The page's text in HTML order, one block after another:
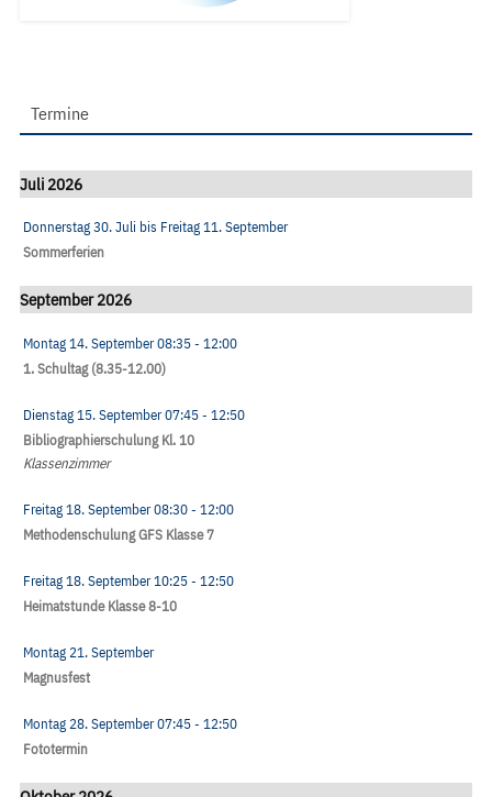
Termine
Juli 2026
Donnerstag 30. Juli bis Freitag 11. September
Sommerferien
September 2026
Montag 14. September08:35- 12:00
1. Schultag (8.35-12.00)
Dienstag 15. September07:45- 12:50
Bibliographierschulung Kl. 10
Klassenzimmer
Freitag 18. September08:30- 12:00
Methodenschulung GFS Klasse 7
Freitag 18. September10:25- 12:50
Heimatstunde Klasse 8-10
Montag 21. September
Magnusfest
Montag 28. September07:45- 12:50
Fototermin